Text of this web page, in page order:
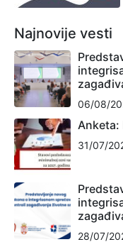
Najnovije vesti
06/08/
Anketa:
31/07/
28/07/